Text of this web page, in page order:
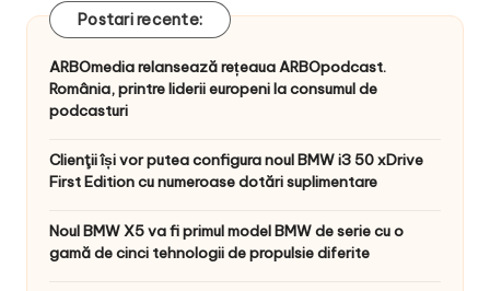
Postari recente:
ARBOmedia relansează rețeaua ARBOpodcast.
România, printre liderii europeni la consumul de
podcasturi
Clienţii își vor putea configura noul BMW i3 50 xDrive
First Edition cu numeroase dotări suplimentare
Noul BMW X5 va fi primul model BMW de serie cu o
gamă de cinci tehnologii de propulsie diferite